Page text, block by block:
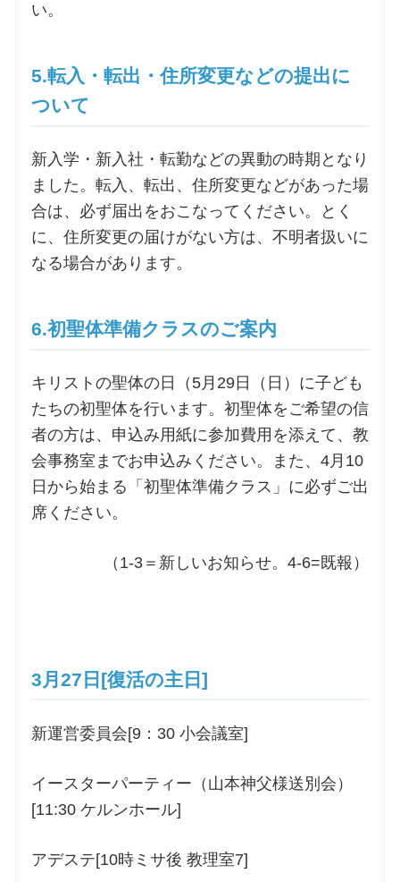
い。
5.転入・転出・住所変更などの提出に
ついて
新入学・新入社・転勤などの異動の時期となり
ました。転入、転出、住所変更などがあった場
合は、必ず届出をおこなってください。とく
に、住所変更の届けがない方は、不明者扱いに
なる場合があります。
6.初聖体準備クラスのご案内
キリストの聖体の日（5月29日（日）に子ども
たちの初聖体を行います。初聖体をご希望の信
者の方は、申込み用紙に参加費用を添えて、教
会事務室までお申込みください。また、4月10
日から始まる「初聖体準備クラス」に必ずご出
席ください。
（1-3＝新しいお知らせ。4-6=既報）
3月27日[復活の主日]
新運営委員会[9：30 小会議室]
イースターパーティー（山本神父様送別会）
[11:30 ケルンホール]
アデステ[10時ミサ後 教理室7]